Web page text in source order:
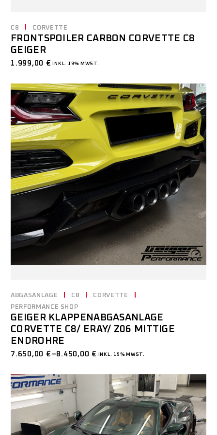
C8 CORVETTE
FRONTSPOILER CARBON CORVETTE C8
GEIGER
1.999,00 € INKL. 19% MWST.
ABGASANLAGE C8
CORVETTE
PERFORMANCE SHOP
GEIGER KLAPPENABGASANLAGE
CORVETTE C8/ ERAY/ Z06 MITTIGE
ENDROHRE
7.650,00 € –8.450,00 € INKL. 19% MWST.